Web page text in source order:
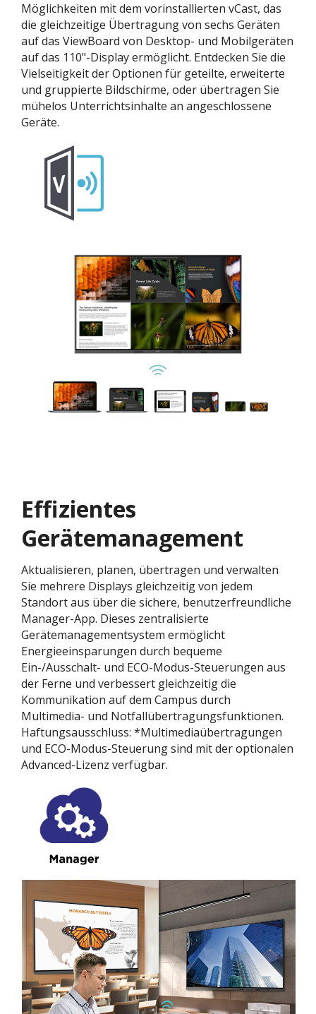
Möglichkeiten mit dem vorinstallierten vCast, das
die gleichzeitige Übertragung von sechs Geräten
auf das ViewBoard von Desktop- und Mobilgeräten
auf das 110"-Display ermöglicht. Entdecken Sie die
Vielseitigkeit der Optionen für geteilte, erweiterte
und gruppierte Bildschirme, oder übertragen Sie
mühelos Unterrichtsinhalte an angeschlossene
Geräte.
Effizientes
Gerätemanagement
Aktualisieren, planen, übertragen und verwalten
Sie mehrere Displays gleichzeitig von jedem
Standort aus über die sichere, benutzerfreundliche
Manager-App. Dieses zentralisierte
Gerätemanagementsystem ermöglicht
Energieeinsparungen durch bequeme
Ein-/Ausschalt- und ECO-Modus-Steuerungen aus
der Ferne und verbessert gleichzeitig die
Kommunikation auf dem Campus durch
Multimedia- und Notfallübertragungsfunktionen.​
Haftungsausschluss: *Multimediaübertragungen
und ECO-Modus-Steuerung sind mit der optionalen
Advanced-Lizenz verfügbar.